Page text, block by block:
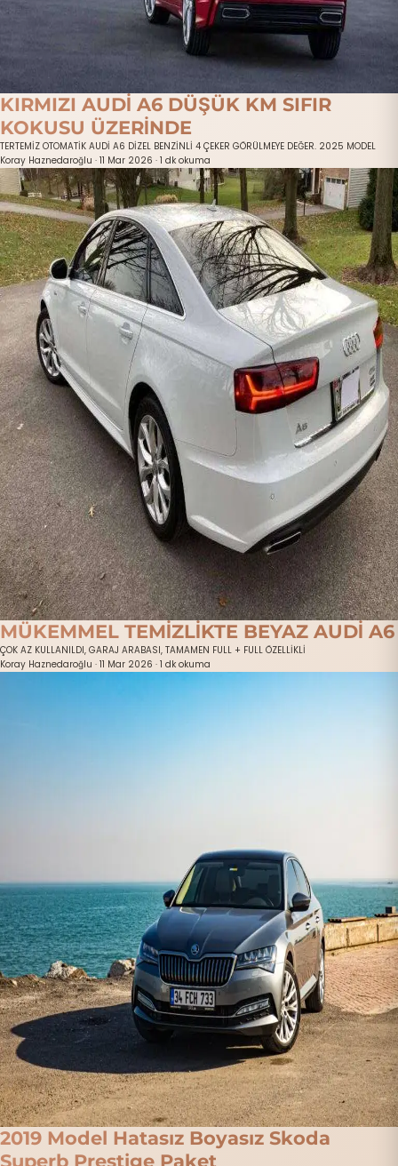
KIRMIZI AUDİ A6 DÜŞÜK KM SIFIR
KOKUSU ÜZERİNDE
TERTEMİZ OTOMATİK AUDİ A6 DİZEL BENZİNLİ 4 ÇEKER GÖRÜLMEYE DEĞER. 2025 MODEL
Koray Haznedaroğlu · 11 Mar 2026 · 1 dk okuma
MÜKEMMEL TEMİZLİKTE BEYAZ AUDİ A6
ÇOK AZ KULLANILDI, GARAJ ARABASI, TAMAMEN FULL + FULL ÖZELLİKLİ
Koray Haznedaroğlu · 11 Mar 2026 · 1 dk okuma
2019 Model Hatasız Boyasız Skoda
Superb Prestige Paket